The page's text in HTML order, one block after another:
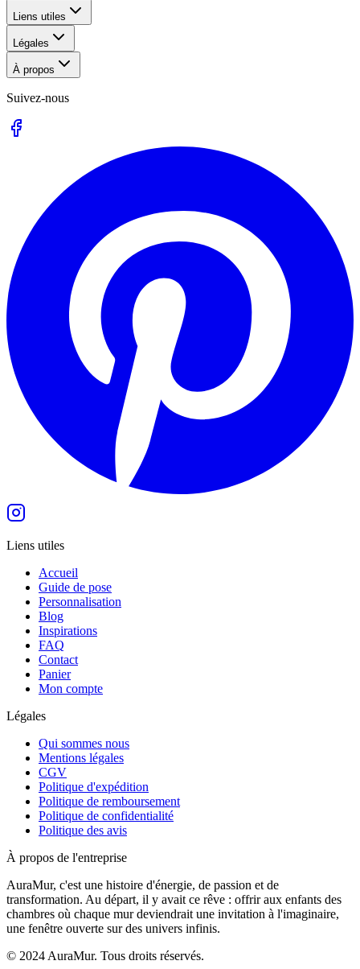
Liens utiles
Légales
À propos
Suivez-nous
Liens utiles
Accueil
Guide de pose
Personnalisation
Blog
Inspirations
FAQ
Contact
Panier
Mon compte
Légales
Qui sommes nous
Mentions légales
CGV
Politique d'expédition
Politique de remboursement
Politique de confidentialité
Politique des avis
À propos de l'entreprise
AuraMur, c'est une histoire d'énergie, de passion et de
transformation. Au départ, il y avait ce rêve : offrir aux enfants des
chambres où chaque mur deviendrait une invitation à l'imaginaire,
une fenêtre ouverte sur des univers infinis.
© 2024 AuraMur. Tous droits réservés.